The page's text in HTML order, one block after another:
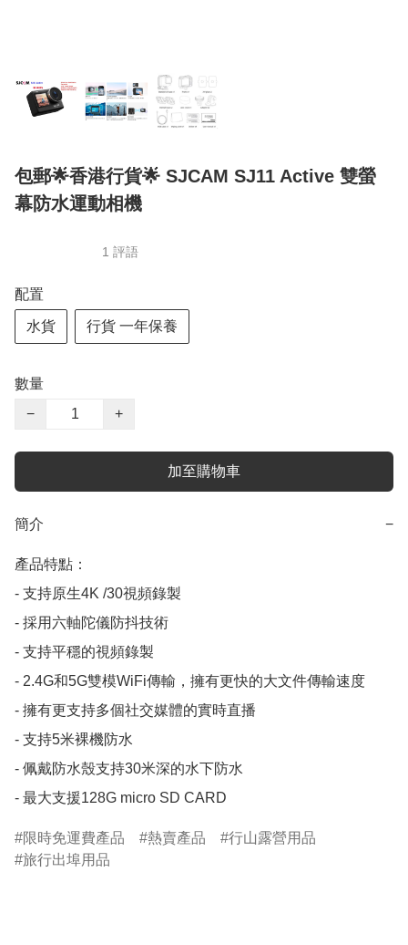
包郵🌟香港行貨🌟 SJCAM SJ11 Active 雙螢
幕防水運動相機
1 評語
配置
水貨 行貨 一年保養
數量
−
+
加至購物車
簡介 −
產品特點：
- 支持原生4K /30視頻錄製
- 採用六軸陀儀防抖技術
- 支持平穩的視頻錄製
- 2.4G和5G雙模WiFi傳輸，擁有更快的大文件傳輸速度
- 擁有更支持多個社交媒體的實時直播
- 支持5米裸機防水
- 佩戴防水殼支持30米深的水下防水
- 最大支援128G micro SD CARD
限時免運費產品 熱賣產品
行山露營用品
旅行出埠用品